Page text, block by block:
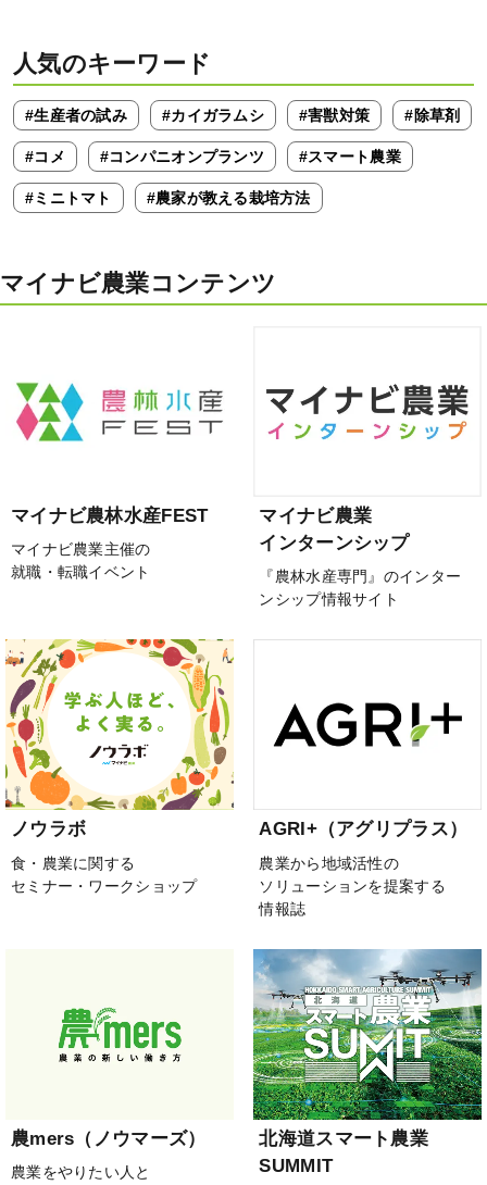
人気のキーワード
#生産者の試み #カイガラムシ #害獣対策 #除草剤
#コメ #コンパニオンプランツ #スマート農業
#ミニトマト #農家が教える栽培方法
マイナビ農業コンテンツ
マイナビ農林水産FEST
マイナビ農業主催の
就職・転職イベント
マイナビ農業
インターンシップ
『農林水産専門』のインター
ンシップ情報サイト
ノウラボ
食・農業に関する
セミナー・ワークショップ
AGRI+（アグリプラス）
農業から地域活性の
ソリューションを提案する
情報誌
農mers（ノウマーズ）
農業をやりたい人と
北海道スマート農業
SUMMIT